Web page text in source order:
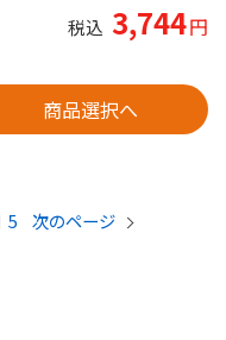
税込 3,744円
商品選択へ
5 次のページ